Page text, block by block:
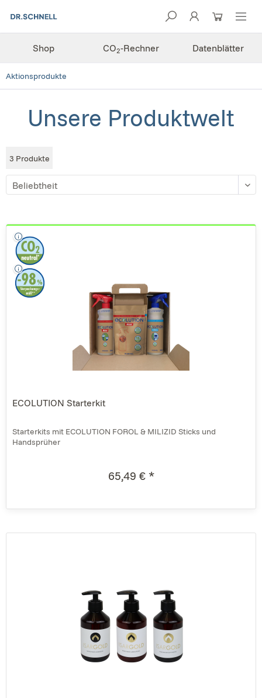
Shop CO2-Rechner Datenblätter
Aktionsprodukte
Unsere Produktwelt
3 Produkte
ECOLUTION Starterkit
Starterkits mit ECOLUTION FOROL & MILIZID Sticks und
Handsprüher
65,49 € *